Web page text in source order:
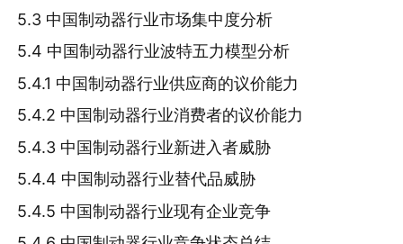
5.3 中国制动器行业市场集中度分析
5.4 中国制动器行业波特五力模型分析
5.4.1 中国制动器行业供应商的议价能力
5.4.2 中国制动器行业消费者的议价能力
5.4.3 中国制动器行业新进入者威胁
5.4.4 中国制动器行业替代品威胁
5.4.5 中国制动器行业现有企业竞争